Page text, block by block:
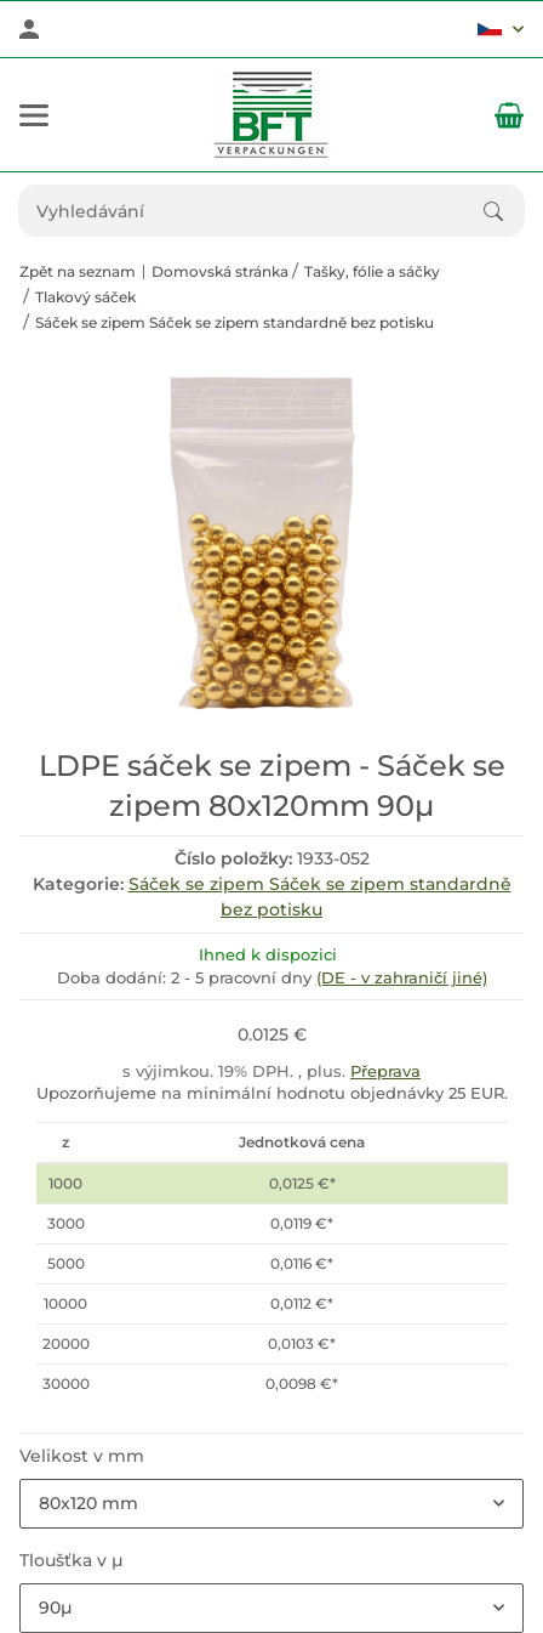
Zpět na seznam Domovská stránka
Tašky, fólie a sáčky
Tlakový sáček
Sáček se zipem Sáček se zipem standardně bez potisku
LDPE sáček se zipem - Sáček se
zipem 80x120mm 90µ
Číslo položky: 1933-052
Kategorie: Sáček se zipem Sáček se zipem standardně
bez potisku
Ihned k dispozici
Doba dodání: 2 - 5 pracovní dny (DE - v zahraničí jiné)
0.0125 €
s výjimkou. 19% DPH. , plus. Přeprava
Upozorňujeme na minimální hodnotu objednávky 25 EUR.
z Jednotková cena
1000 0,0125 €*
3000 0,0119 €*
5000 0,0116 €*
10000 0,0112 €*
20000 0,0103 €*
30000 0,0098 €*
Velikost v mm
80x120 mm
Tloušťka v µ
90µ